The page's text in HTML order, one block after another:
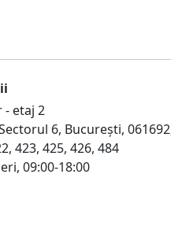
- etaj 2
6, Bucureşti, 061692
423, 425, 426, 484
09:00-18:00